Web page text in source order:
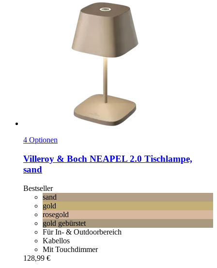
4 Optionen
Villeroy & Boch NEAPEL 2.0 Tischlampe,
sand
Bestseller
sand
gold
rosegold
gold gebürstet
Für In- & Outdoorbereich
Kabellos
Mit Touchdimmer
128,99 €